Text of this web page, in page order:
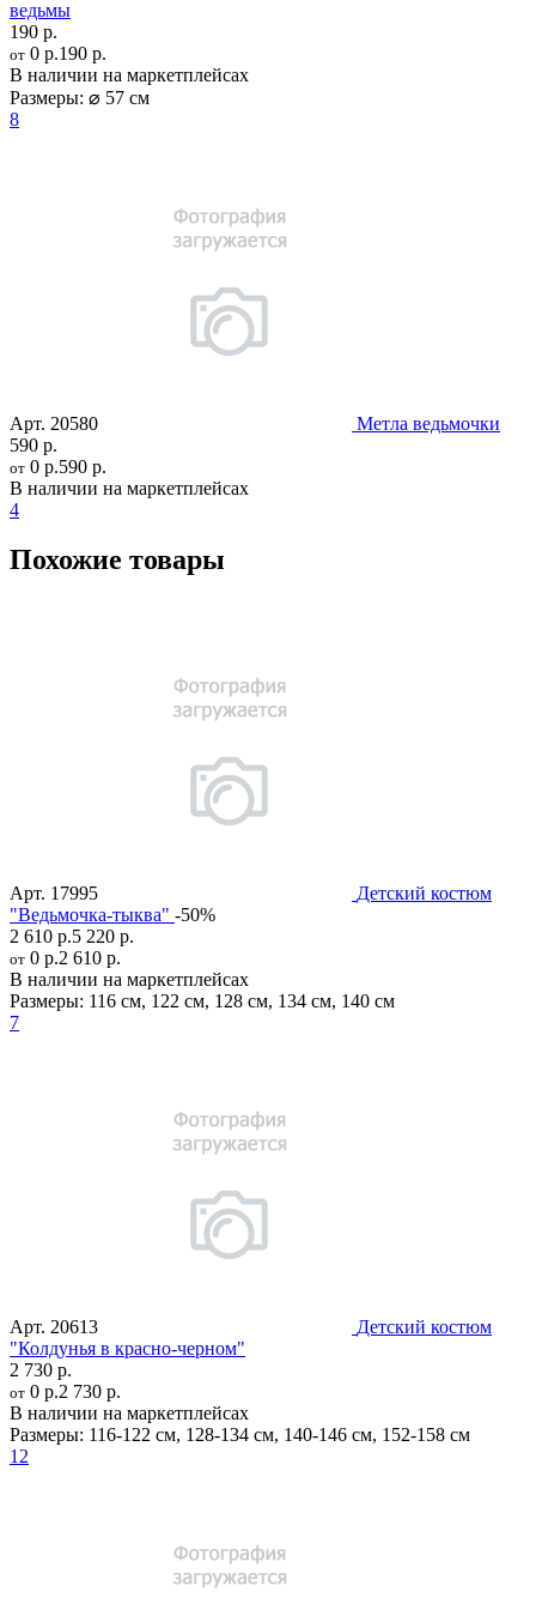
ведьмы
190 р.
от 0 р.190 р.
В наличии на маркетплейсах
Размеры: ⌀ 57 см
8
Арт. 20580
Метла ведьмочки
590 р.
от 0 р.590 р.
В наличии на маркетплейсах
4
Похожие товары
Арт. 17995
Детский костюм
"Ведьмочка-тыква" -50%
2 610 р.5 220 р.
от 0 р.2 610 р.
В наличии на маркетплейсах
Размеры: 116 см, 122 см, 128 см, 134 см, 140 см
7
Арт. 20613
Детский костюм
"Колдунья в красно-черном"
2 730 р.
от 0 р.2 730 р.
В наличии на маркетплейсах
Размеры: 116-122 см, 128-134 см, 140-146 см, 152-158 см
12